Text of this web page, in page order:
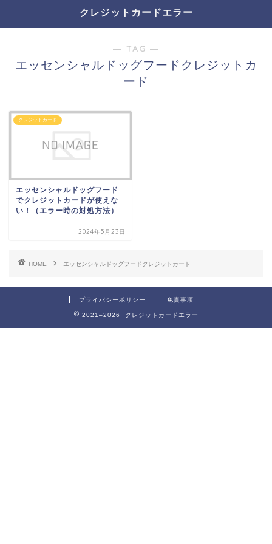
クレジットカードエラー
― TAG ―
エッセンシャルドッグフードクレジットカ
ード
クレジットカード
エッセンシャルドッグフード
でクレジットカードが使えな
い！（エラー時の対処方法）
2024年5月23日
HOME エッセンシャルドッグフードクレジットカード
プライバシーポリシー 免責事項
2021–2026 クレジットカードエラー